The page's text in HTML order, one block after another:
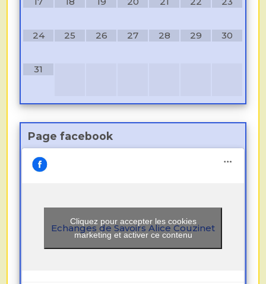
24 25 26 27 28 29 30
31
Page facebook
Echanges de Savoirs Alice Couzinet
Cliquez pour accepter les cookies
marketing et activer ce contenu